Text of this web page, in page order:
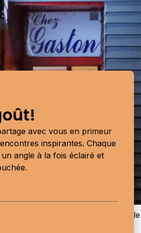
meilleure poutine du Centre-Ville
avec vous en primeur
inspirantes. Chaque
angle à la fois éclairé et